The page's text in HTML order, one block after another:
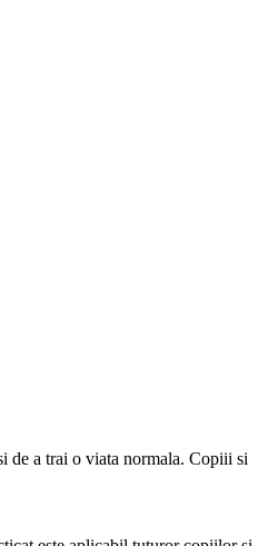
de a trai o viata normala. Copiii si